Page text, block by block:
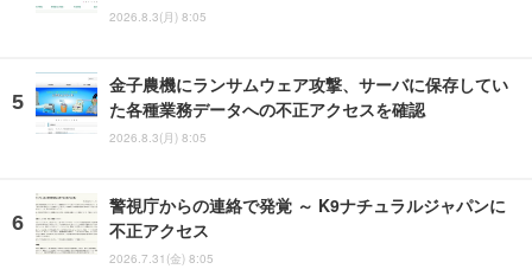
2026.8.3(月) 8:05
金子農機にランサムウェア攻撃、サーバに保存してい
た各種業務データへの不正アクセスを確認
2026.8.3(月) 8:05
警視庁からの連絡で発覚 ～ K9ナチュラルジャパンに
不正アクセス
2026.7.31(金) 8:05